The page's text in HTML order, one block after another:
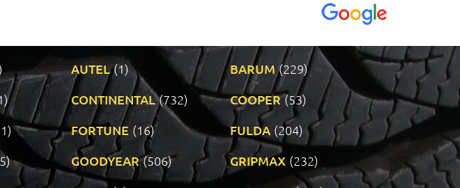
AUTEL (1) BARUM (229)
CONTINENTAL (732) COOPER (53)
FORTUNE (16) FULDA (204)
GOODYEAR (506) GRIPMAX (232)